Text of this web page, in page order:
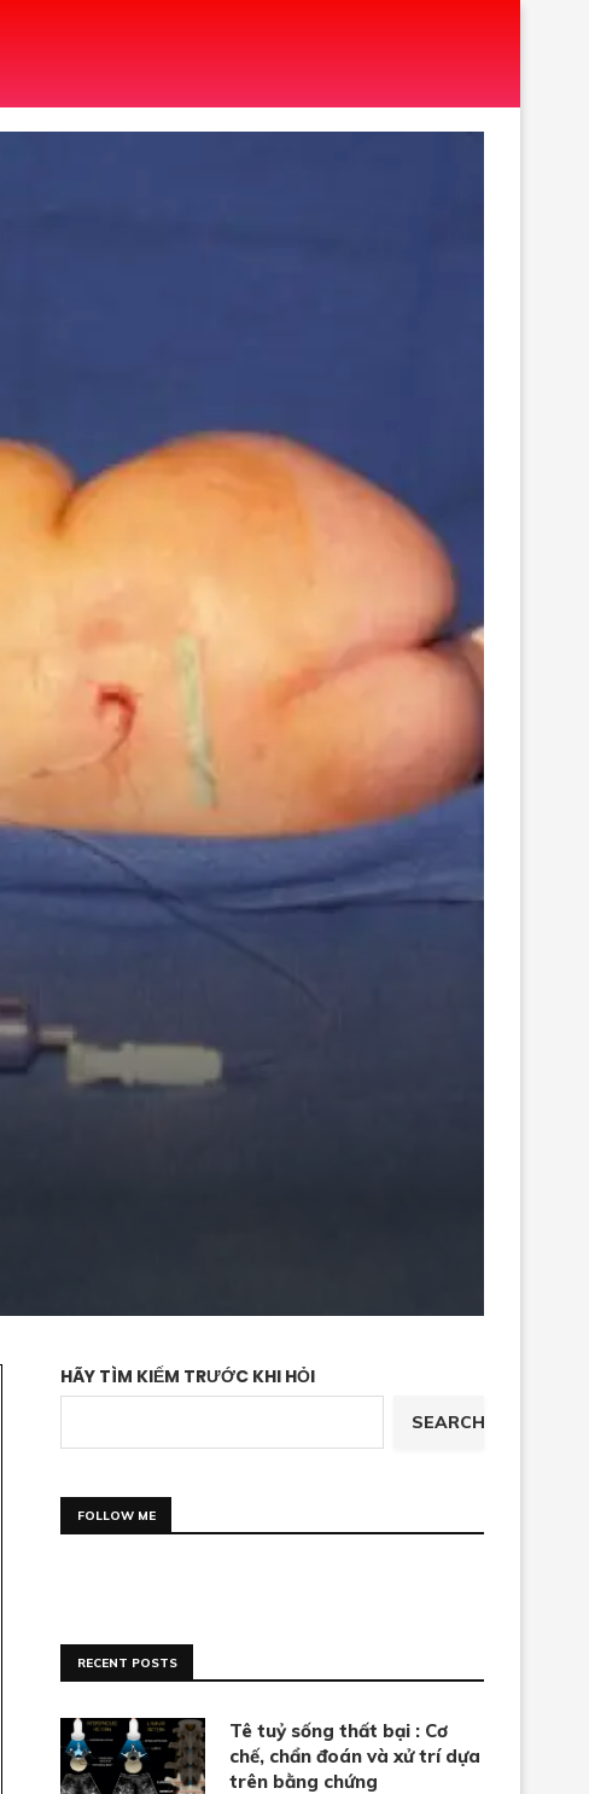
HÃY TÌM KIẾM TRƯỚC KHI HỎI
SEARCH
FOLLOW ME
RECENT POSTS
Tê tuỷ sống thất bại : Cơ
chế, chẩn đoán và xử trí dựa
trên bằng chứng